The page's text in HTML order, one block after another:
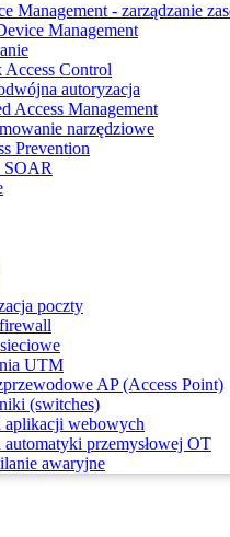
Management - zarządzanie
Management
Control
autoryzacja
Access Management
narzędziowe
Prevention
poczty
UTM
AP (Access Point)
(switches)
aplikacji webowych
automatyki przemysłowej OT
awaryjne